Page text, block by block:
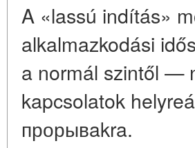
A «lassú indítás»
alkalmazkodási
a normál szintől —
kapcsolatok
прорывakra.